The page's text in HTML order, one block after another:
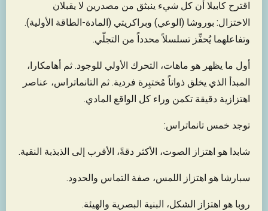
اقترح كابيلا أن كل شيء ينبثق من مصدرين لا يقبلان
الاختزال: بوروشا (الوعي) وبراكريتي (المادة-الطاقة الأولية).
وتفاعلهما يُحفِّز تسلسلاً محدداً من التجلّي.
أول ما يظهر هو ماهات، التحرك الأولي للوجود. ثم أهامكارا،
المبدأ الذي يخلق ذواتاً مُختبِرة فردية. ثم التانماتراس، عناصر
اهتزازية دقيقة تكمن وراء كل الواقع المادي.
توجد خمس تانماتراس:
شابدا هو اهتزاز الصوت، الأكثر دقةً، الأقرب إلى الذبذبة النقية.
سبارشا هو اهتزاز اللمس، صفة التماس والحدود.
روبا هو اهتزاز الشكل، البنية البصرية والهيئة.